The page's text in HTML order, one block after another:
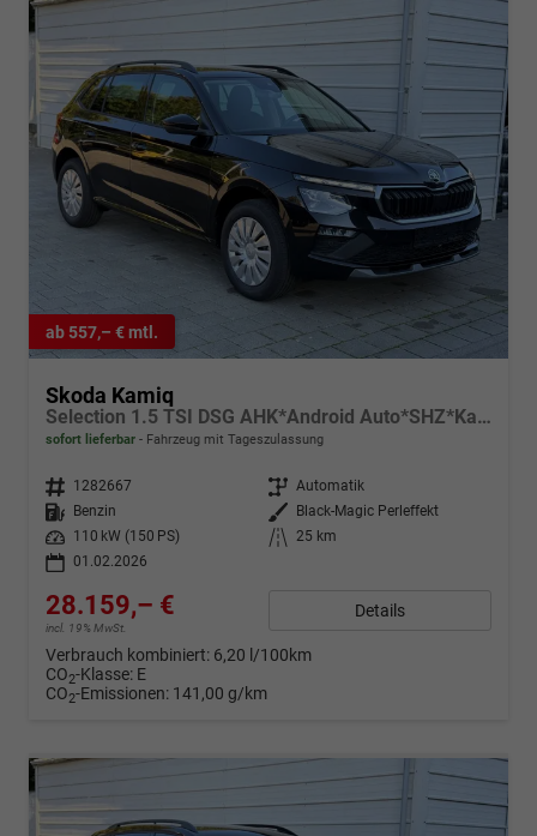
ab 557,– € mtl.
Skoda Kamiq
Selection 1.5 TSI DSG AHK*Android Auto*SHZ*Kamera*Keyless*2Z Klimaauto*
sofort lieferbar Fahrzeug mit Tageszulassung
Fahrzeugnr. 1282667 Getriebe Automatik
Kraftstoff
Benzin Außenfarbe
Black-Magic Perleffekt
Leistung
110 kW (150 PS) Kilometerstand
25 km
01.02.2026
28.159,– €
incl. 19% MwSt.
Details
Verbrauch kombiniert: 6,20 l/100km
CO2-Klasse: E
CO2-Emissionen: 141,00 g/km